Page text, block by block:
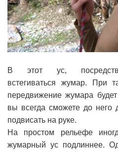
В этот ус,
встегиваться жумар. При
передвижение жумара
вы всегда сможете до него
подвисать на руке.
На простом рельефе
жумарный ус подлиннее.